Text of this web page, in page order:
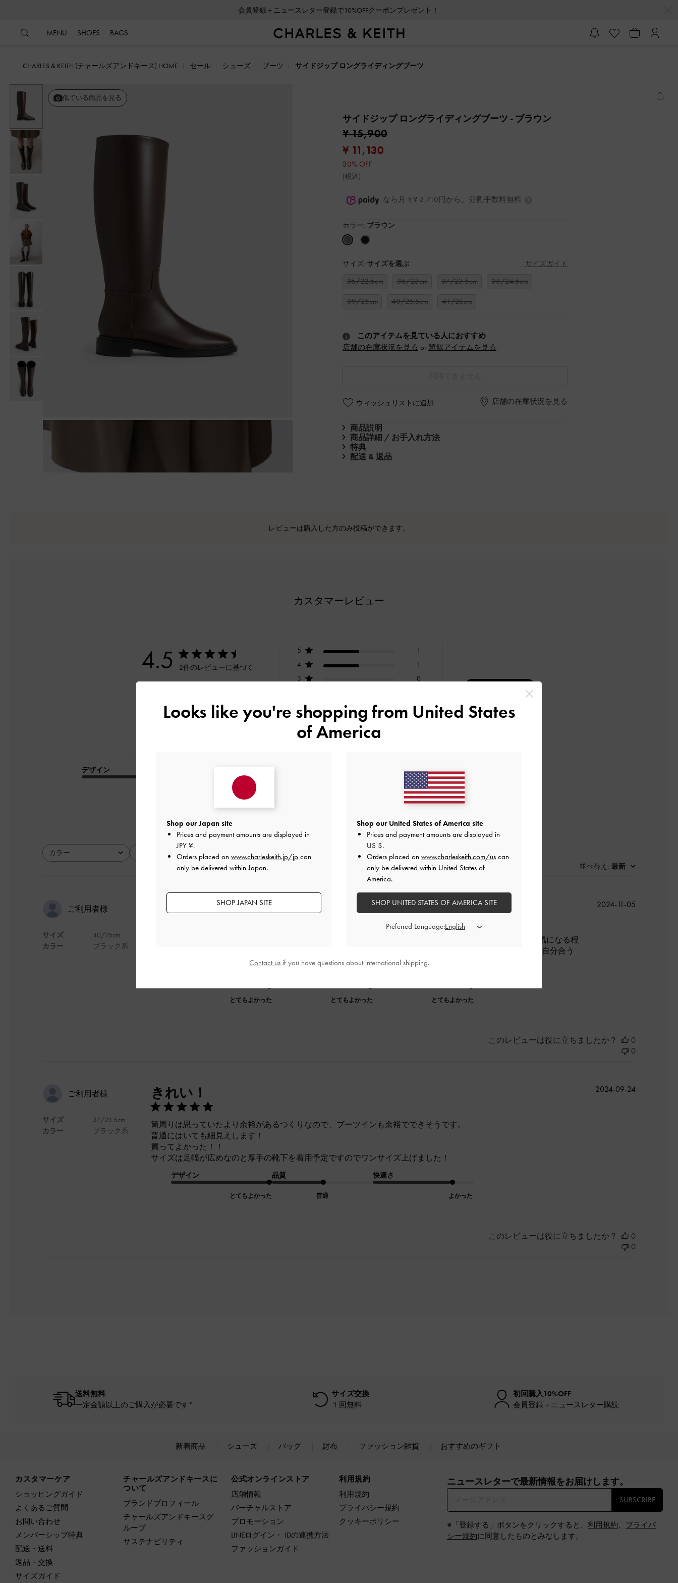
会員登録＋ニュースレター登録で10%OFFクーポンプレゼント！
MENU SHOES BAGS
CHARLES & KEITH (チャールズアンドキース) HOME セール シューズ ブーツ サイドジップ ロングライディングブーツ
似ている商品を見る
サイドジップ ロングライディングブーツ - ブラウン
¥ 15,900
¥ 11,130
30% OFF
(税込)
なら月々¥ 3,710円から。分割手数料無料
カラー: ブラウン
サイズ: サイズを選ぶ サイズガイド
35/22.5cm 36/23cm 37/23.5cm
38/24.5cm
39/25cm
40/25.5cm 41/26cm
このアイテムを見ている人におすすめ
店舗の在庫状況を見る or 類似アイテムを見る
ウィッシュリストに追加 店舗の在庫状況を見る
商品説明
商品詳細 / お手入れ方法
特典
配送 & 返品
レビューは購入した方のみ投稿ができます。
カスタマーレビュー
4.5 2件のレビューに基づく
5
1
4
1
3
0
0
デザイン
とてもよかった
カラー
全て デザイン
全て 快適さ
全て
並べ替え : 最新
ご利用者様
サイズ
カラー
40/25cm
ブラック系
ninaさんのレビュー
長時間履いても足が痛くなく大変気に入っています。ヒールのところに色が少し剥げていますが、そこまで気になる程
ではなく状態がいいです。普段は26cmを使っていますが、25. 5cmが余裕に履けたのでびっくりです。初めて自分合う
ロングブーツに出会えて幸せです🥰
とてもよかった とてもよかった とてもよかった
公
2024-11-05
このレビューは役に立ちましたか？
0
0
ご利用者様
サイズ
カラー
37/23.5cm
ブラック系
きれい！
筒周りは思っていたより余裕があるつくりなので、ブーツインも余裕でできそうです。
普通にはいても細見えします！
買ってよかった！！
サイズは足幅が広めなのと厚手の靴下を着用予定ですのでワンサイズ上げました！
デザイン
とてもよかった
品質
普通
快適さ
よかった
公
2024-09-24
このレビューは役に立ちましたか？
0
0
送料無料
一定金額以上のご購入が必要です*
サイズ交換
１回無料
初回購入10%OFF
会員登録＋ニュースレター購読
新着商品 シューズ バッグ 財布 ファッション雑貨 おすすめのギフト
カスタマーケア
ショッピングガイド
よくあるご質問
お問い合わせ
メンバーシップ特典
配送・送料
返品・交換
サイズガイド
チャールズアンドキースに
ついて
ブランドプロフィール
チャールズアンドキースグ
ループ
サステナビリティ
公式オンラインストア
店舗情報
バーチャルストア
プロモーション
LINEログイン・ IDの連携方法
ファッションガイド
利用規約
利用規約
プライバシー規約
クッキーポリシー
ニュースレターで最新情報をお届けします。​
SUBSCRIBE
※「登録する」ボタンをクリックすると、 利用規約、 プライバ
シー規約に同意したものとみなします。
Looks like you're shopping from United States
of America
Shop our Japan site
Prices and payment amounts are displayed in
JPY ¥.
Orders placed on www.charleskeith.jp/jp can
only be delivered within Japan.
SHOP JAPAN SITE
Shop our United States of America site
Prices and payment amounts are displayed in
US $.
Orders placed on www.charleskeith.com/us can
only be delivered within United States of
America.
SHOP UNITED STATES OF AMERICA SITE
Preferred Language:
Contact usif you have questions about international shipping.